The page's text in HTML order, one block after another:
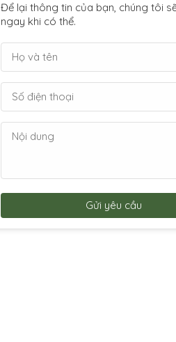
Để lại thông tin của bạn, chúng tôi
ngay khi có thể.
Gửi yêu cầu